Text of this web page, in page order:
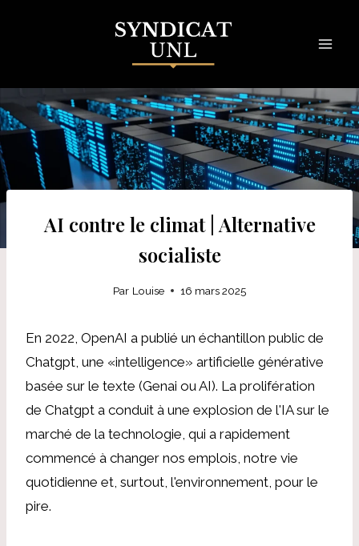
AI contre le climat | Alternative
socialiste
Par Louise 16 mars 2025
En 2022, OpenAI a publié un échantillon public de
Chatgpt, une «intelligence» artificielle générative
basée sur le texte (Genai ou AI). La prolifération
de Chatgpt a conduit à une explosion de l'IA sur le
marché de la technologie, qui a rapidement
commencé à changer nos emplois, notre vie
quotidienne et, surtout, l'environnement, pour le
pire.